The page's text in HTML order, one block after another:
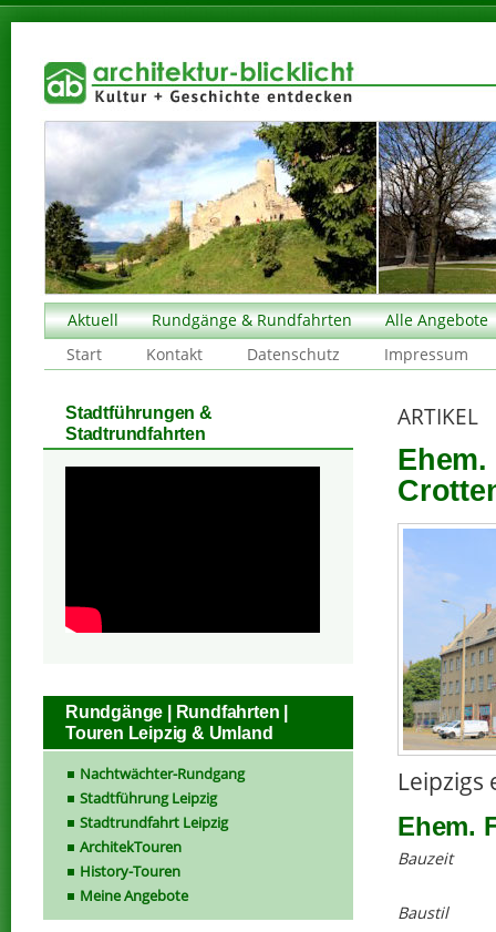
Aktuell Rundgänge & Rundfahrten
Alle Angebote
Start
Kontakt Datenschutz Impressum
ARTIKEL
Ehem.
Bauzeit
Baustil
Stadtführungen &
Stadtrundfahrten
Rundgänge | Rundfahrten |
Touren Leipzig & Umland
Nachtwächter-Rundgang
Stadtführung Leipzig
Stadtrundfahrt Leipzig
ArchitekTouren
History-Touren
Meine Angebote